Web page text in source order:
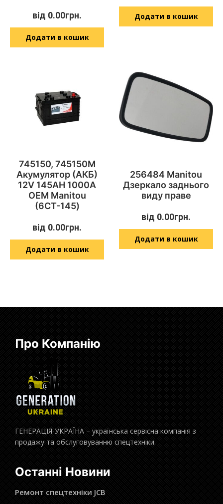
від 0.00грн.
Додати в кошик
Додати в кошик
745150, 745150M
Акумулятор (АКБ)
12V 145AH 1000A
OEM Manitou
(6СТ-145)
від 0.00грн.
Додати в кошик
256484 Manitou
Дзеркало заднього
виду праве
від 0.00грн.
Додати в кошик
Про Компанію
ГЕНЕРАЦІЯ-УКРАЇНА – українська сервісна компанія з
продажу та обслуговуванню спецтехніки.
Останні Новини
Ремонт спецтехніки JCB